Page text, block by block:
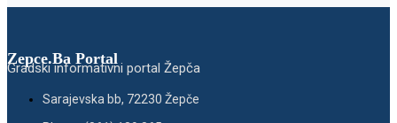
Zepce.Ba Portal
Gradski informativni portal Žepča
Sarajevska bb, 72230 Žepče